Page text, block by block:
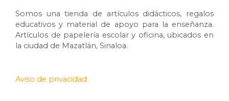
Somos una tienda de artículos didácticos, regalos
educativos y material de apoyo para la enseñanza.
Artículos de papelería escolar y oficina, ubicados en
la ciudad de Mazatlán, Sinaloa.
Aviso de privacidad